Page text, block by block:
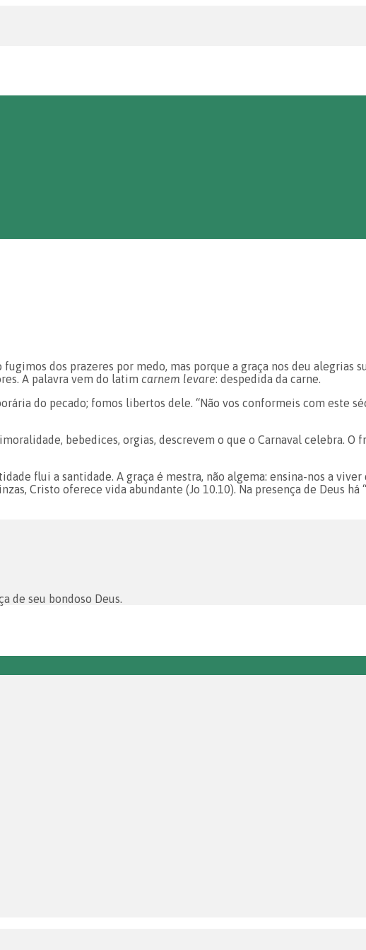
dos prazeres por medo, mas porque a graça nos deu alegrias
A palavra vem do latim carnem levare: despedida da carne.
do pecado; fomos libertos dele. “Não vos conformeis com este
bebedices, orgias, descrevem o que o Carnaval celebra.
flui a santidade. A graça é mestra, não algema: ensina-nos a
Cristo oferece vida abundante (Jo 10.10). Na presença de Deus
de seu bondoso Deus.